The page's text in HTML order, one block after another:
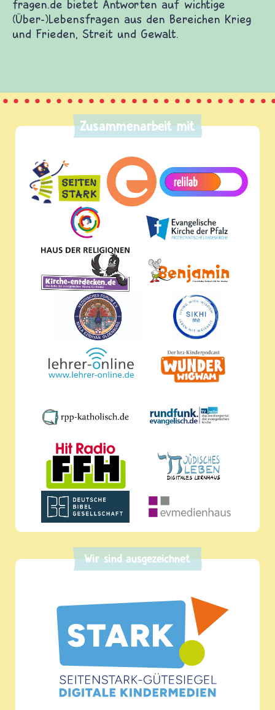
fragen.de bietet Antworten auf wichtige
(Über-)Lebensfragen aus den Bereichen Krieg
und Frieden, Streit und Gewalt.
Zusammenarbeit mit
Wir sind ausgezeichnet